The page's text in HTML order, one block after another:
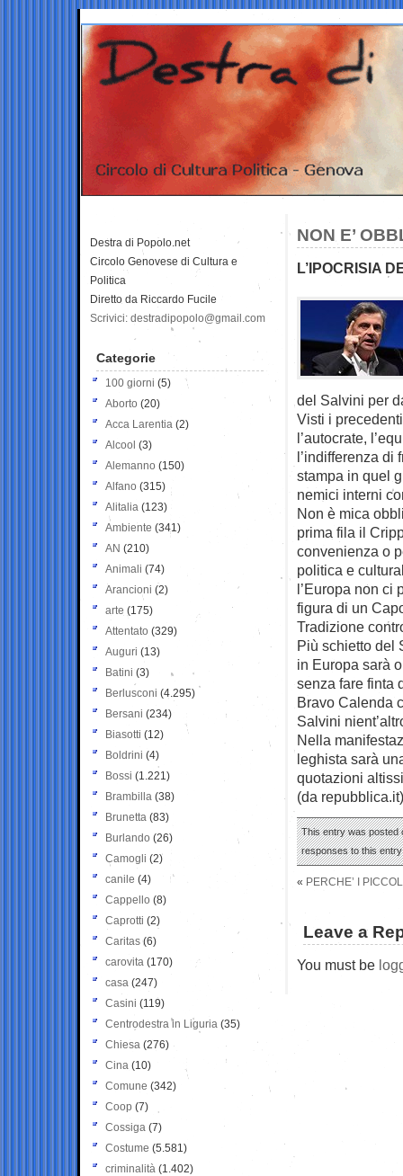
NON E’
L’IPOCRISIA
del Salvini per
Visti i
l’autocrate,
l’indifferenza di
stampa in quel
nemici interni
Non è mica
prima fila il
convenienza o
politica e
l’Europa non ci
figura di un
Tradizione
Più schietto del
in Europa sarà
senza fare finta
Bravo Calenda
Salvini
Nella
leghista sarà
quotazioni
(da repubblica.it)
This entry was posted
responses to this
« PERCHE’ I
Leave a
You must be
Destra di Popolo.net
Circolo Genovese di Cultura e
Politica
Diretto da Riccardo Fucile
Scrivici: destradipopolo@gmail.com
Categorie
100 giorni (5)
Aborto (20)
Acca Larentia (2)
Alcool (3)
Alemanno (150)
Alfano (315)
Alitalia (123)
Ambiente (341)
AN (210)
Animali (74)
Arancioni (2)
arte (175)
Attentato (329)
Auguri (13)
Batini (3)
Berlusconi (4.295)
Bersani (234)
Biasotti (12)
Boldrini (4)
Bossi (1.221)
Brambilla (38)
Brunetta (83)
Burlando (26)
Camogli (2)
canile (4)
Cappello (8)
Caprotti (2)
Caritas (6)
carovita (170)
casa (247)
Casini (119)
Centrodestra in Liguria (35)
Chiesa (276)
Cina (10)
Comune (342)
Coop (7)
Cossiga (7)
Costume (5.581)
criminalità (1.402)